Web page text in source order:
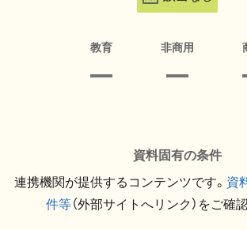
教育 非商用
資料固有の条件
連携機関が提供するコンテンツです。 資
件等（外部サイトへリンク）をご確